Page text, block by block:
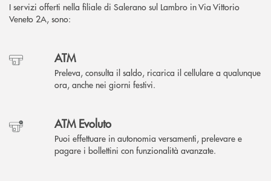
I servizi offerti nella filiale di Salerano sul Lambro in Via Vittorio
Veneto 2A, sono:
ATM
Preleva, consulta il saldo, ricarica il cellulare a qualunque
ora, anche nei giorni festivi.
ATM Evoluto
Puoi effettuare in autonomia versamenti, prelevare e
pagare i bollettini con funzionalità avanzate.